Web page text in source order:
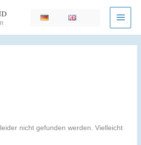
nicht gefunden werden. Vielleicht